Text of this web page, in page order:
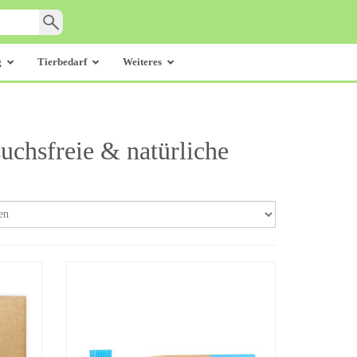
Tierbedarf Weiteres
& natürliche